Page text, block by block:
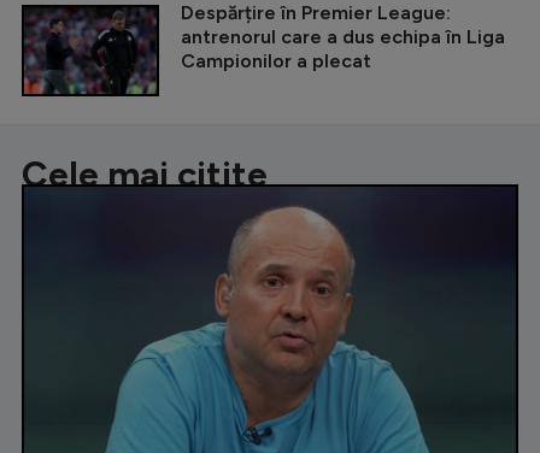
Despărțire în Premier League:
antrenorul care a dus echipa în Liga
Campionilor a plecat
Cele mai citite